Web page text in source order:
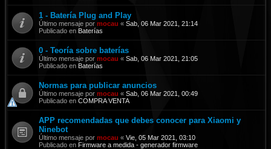
1 - Batería Plug and Play
Último mensaje por mocau « Sab, 06 Mar 2021, 21:14
Publicado en Baterías
0 - Teoría sobre baterías
Último mensaje por mocau « Sab, 06 Mar 2021, 21:05
Publicado en Baterías
Normas para publicar anuncios
Último mensaje por mocau « Sab, 06 Mar 2021, 00:49
Publicado en COMPRA VENTA
APP recomendadas que debes conocer para Xiaomi y
Ninebot
Último mensaje por mocau « Vie, 05 Mar 2021, 03:10
Publicado en Firmware a medida - generador firmware